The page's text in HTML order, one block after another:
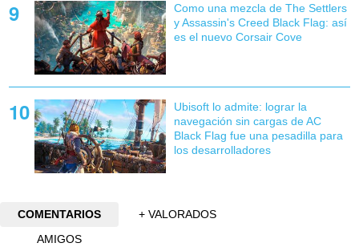
Como una mezcla de The Settlers
y Assassin's Creed Black Flag: así
es el nuevo Corsair Cove
Ubisoft lo admite: lograr la
navegación sin cargas de AC
Black Flag fue una pesadilla para
los desarrolladores
COMENTARIOS
+ VALORADOS
AMIGOS